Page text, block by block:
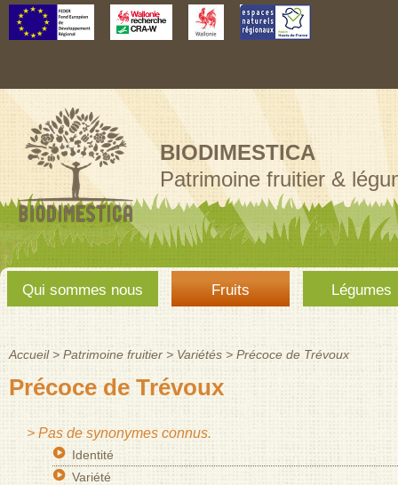
Aller au
contenu
BIODIMESTICA
Patrimoine fruitier &
Menu
principal
Qui sommes nous Fruits Légumes
Vous êtes ici
Accueil > Patrimoine fruitier > Variétés > Précoce de Trévoux
Précoce de Trévoux
> Pas de synonymes connus.
Identité
Variété